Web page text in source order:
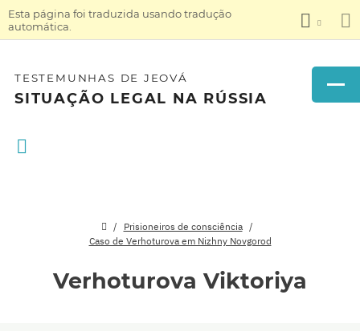
Esta página foi traduzida usando tradução
automática.
TESTEMUNHAS DE JEOVÁ
SITUAÇÃO LEGAL NA RÚSSIA
Prisioneiros de consciência
Caso de Verhoturova em Nizhny Novgorod
Verhoturova Viktoriya